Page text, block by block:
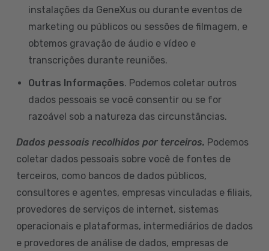
instalações da GeneXus ou durante eventos de
marketing ou públicos ou sessões de filmagem, e
obtemos gravação de áudio e vídeo e
transcrições durante reuniões.
Outras Informações. Podemos coletar outros
dados pessoais se você consentir ou se for
razoável sob a natureza das circunstâncias.
Dados pessoais recolhidos por terceiros. Podemos
coletar dados pessoais sobre você de fontes de
terceiros, como bancos de dados públicos,
consultores e agentes, empresas vinculadas e filiais,
provedores de serviços de internet, sistemas
operacionais e plataformas, intermediários de dados
e provedores de análise de dados, empresas de